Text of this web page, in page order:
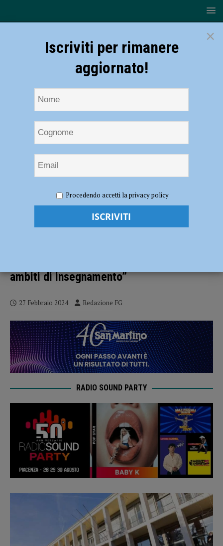
Pedagogia della famiglia si spostano in carcere e all’hospice:
“Università calata negli ambiti di insegnamento”
Cattolica, le lezioni di Pedagogia della
ambiti di insegnamento”
27 Febbraio 2024 Redazione FG
RADIO SOUND PARTY
×
Iscriviti per rimanere
aggiornato!
Procedendo accetti la privacy policy